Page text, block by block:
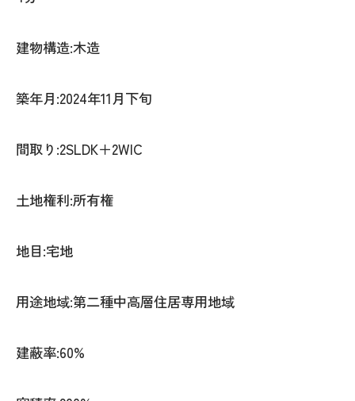
建物構造:木造
築年月:2024年11月下旬
間取り:2SLDK＋2WIC
土地権利:所有権
地目:宅地
用途地域:第二種中高層住居専用地域
建蔽率:60%